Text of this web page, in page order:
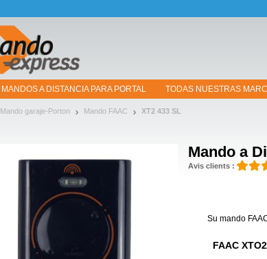
MANDOS A DISTANCIA PARA PORTAL TODAS NUESTRAS
Mando garaje-Porton Mando FAAC XT2 433 SL
Mando a
Avis clients :
Su mando
FAAC